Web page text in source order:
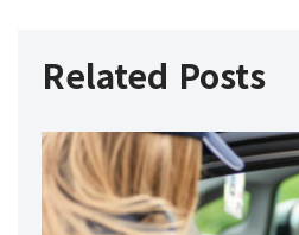
Related Posts